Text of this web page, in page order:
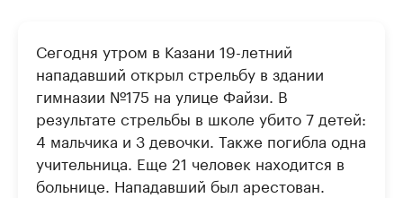
Сегодня утром в Казани 19-летний
нападавший открыл стрельбу в здании
гимназии №175 на улице Файзи. В
результате стрельбы в школе убито 7 детей:
4 мальчика и 3 девочки. Также погибла одна
учительница. Еще 21 человек находится в
больнице. Нападавший был арестован.